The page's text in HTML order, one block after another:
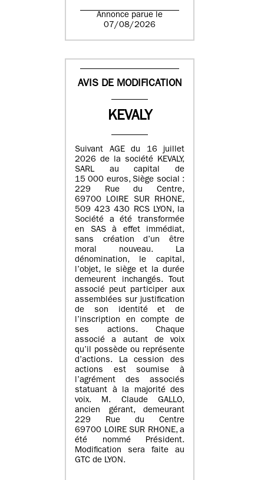
Annonce parue le
07/08/2026
AVIS DE MODIFICATION
KEVALY
Suivant AGE du 16 juillet
2026 de la société KEVALY,
SARL au capital de
15 000 euros, Siège social :
229 Rue du Centre,
69700 LOIRE SUR RHONE,
509 423 430 RCS LYON, la
Société a été transformée
en SAS à effet immédiat,
sans création d’un être
moral nouveau. La
dénomination, le capital,
l’objet, le siège et la durée
demeurent inchangés. Tout
associé peut participer aux
assemblées sur justification
de son identité et de
l’inscription en compte de
ses actions. Chaque
associé a autant de voix
qu’il possède ou représente
d’actions. La cession des
actions est soumise à
l’agrément des associés
statuant à la majorité des
voix. M. Claude GALLO,
ancien gérant, demeurant
229 Rue du Centre
69700 LOIRE SUR RHONE, a
été nommé Président.
Modification sera faite au
GTC de LYON.